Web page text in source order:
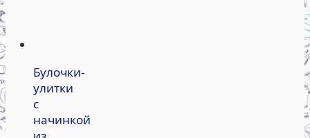
Булочки-
улитки
с
начинкой